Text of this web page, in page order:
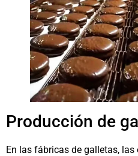
Producción de
En las fábricas de galletas, las